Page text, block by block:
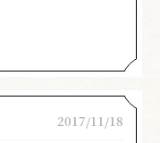
突いた時左手指
2017/11/18